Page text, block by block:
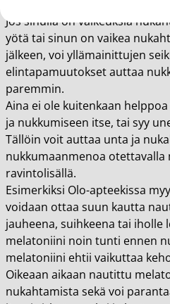
Jos sinulla on vaikeuksia
yötä tai sinun on vaikea
jälkeen, voi yllämainittujen
elintapamuutokset auttaa
paremmin.
Aina ei ole kuitenkaan
ja nukkumiseen itse, tai syy
Tällöin voit auttaa unta ja
nukkumaanmenoa otettavalla
ravintolisällä.
Esimerkiksi Olo-apteekissa
voidaan ottaa suun kautta
jauheena, suihkeena tai iholle
melatoniini noin tunti ennen
melatoniini ehtii vaikuttaa
Oikeaan aikaan nautittu
nukahtamista sekä voi